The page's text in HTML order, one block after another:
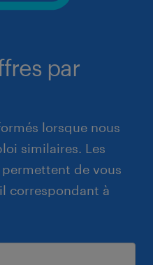
par
lorsque nous
similaires. Les
de vous
correspondant à